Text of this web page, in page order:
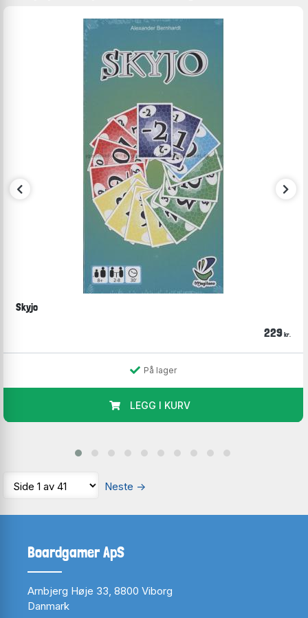
Skyjo
229 kr.
På lager
LEGG I KURV
Neste →
Boardgamer ApS
Arnbjerg Høje 33, 8800 Viborg
Danmark